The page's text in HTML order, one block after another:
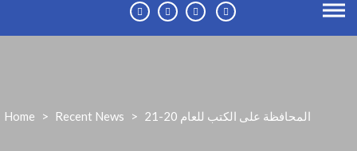
Home > Recent News > 21-20 المحافظة على الكتب للعام